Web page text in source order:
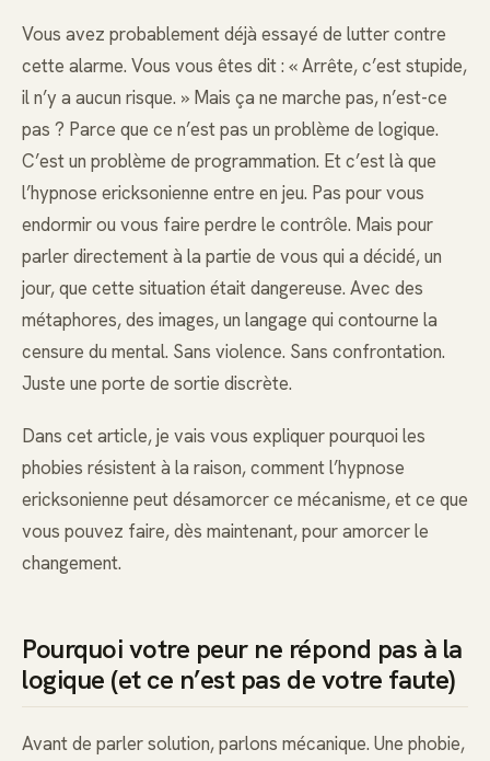
Vous avez probablement déjà essayé de lutter contre
cette alarme. Vous vous êtes dit : « Arrête, c’est stupide,
il n’y a aucun risque. » Mais ça ne marche pas, n’est-ce
pas ? Parce que ce n’est pas un problème de logique.
C’est un problème de programmation. Et c’est là que
l’hypnose ericksonienne entre en jeu. Pas pour vous
endormir ou vous faire perdre le contrôle. Mais pour
parler directement à la partie de vous qui a décidé, un
jour, que cette situation était dangereuse. Avec des
métaphores, des images, un langage qui contourne la
censure du mental. Sans violence. Sans confrontation.
Juste une porte de sortie discrète.
Dans cet article, je vais vous expliquer pourquoi les
phobies résistent à la raison, comment l’hypnose
ericksonienne peut désamorcer ce mécanisme, et ce que
vous pouvez faire, dès maintenant, pour amorcer le
changement.
Pourquoi votre peur ne répond pas à la
logique (et ce n’est pas de votre faute)
Avant de parler solution, parlons mécanique. Une phobie,